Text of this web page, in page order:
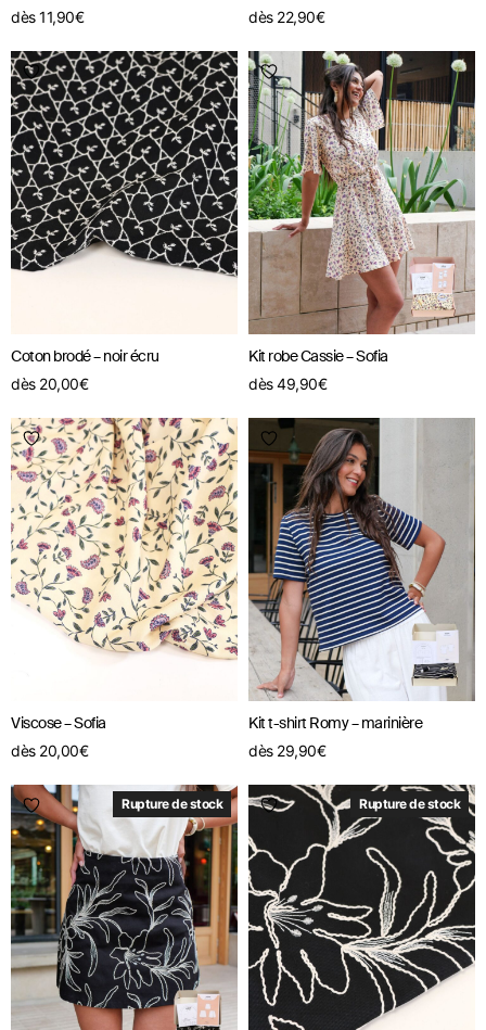
dès11,90€ dès 22,90€
Coton brodé – noir écru
dès 20,00€
Kit robe Cassie – Sofia
dès49,90€
Viscose – Sofia
dès 20,00€
Kit t-shirt Romy – marinière
dès 29,90€
Rupture de stock Rupture de stock